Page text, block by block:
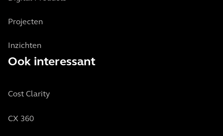
Projecten
Inzichten
Ook interessant
Cost Clarity
CX 360